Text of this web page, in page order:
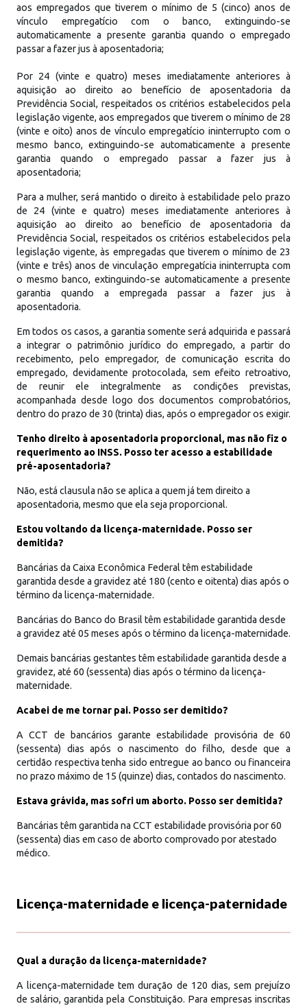
aos empregados que tiverem o mínimo de 5 (cinco) anos de
vínculo empregatício com o banco, extinguindo-se
automaticamente a presente garantia quando o empregado
passar a fazer jus à aposentadoria;
Por 24 (vinte e quatro) meses imediatamente anteriores à
aquisição ao direito ao benefício de aposentadoria da
Previdência Social, respeitados os critérios estabelecidos pela
legislação vigente, aos empregados que tiverem o mínimo de 28
(vinte e oito) anos de vínculo empregatício ininterrupto com o
mesmo banco, extinguindo-se automaticamente a presente
garantia quando o empregado passar a fazer jus à
aposentadoria;
Para a mulher, será mantido o direito à estabilidade pelo prazo
de 24 (vinte e quatro) meses imediatamente anteriores à
aquisição ao direito ao benefício de aposentadoria da
Previdência Social, respeitados os critérios estabelecidos pela
legislação vigente, às empregadas que tiverem o mínimo de 23
(vinte e três) anos de vinculação empregatícia ininterrupta com
o mesmo banco, extinguindo-se automaticamente a presente
garantia quando a empregada passar a fazer jus à
aposentadoria.
Em todos os casos, a garantia somente será adquirida e passará
a integrar o patrimônio jurídico do empregado, a partir do
recebimento, pelo empregador, de comunicação escrita do
empregado, devidamente protocolada, sem efeito retroativo,
de reunir ele integralmente as condições previstas,
acompanhada desde logo dos documentos comprobatórios,
dentro do prazo de 30 (trinta) dias, após o empregador os exigir.
Tenho direito à aposentadoria proporcional, mas não fiz o
requerimento ao INSS. Posso ter acesso a estabilidade
pré-aposentadoria?
Não, está clausula não se aplica a quem já tem direito a
aposentadoria, mesmo que ela seja proporcional.
Estou voltando da licença-maternidade. Posso ser
demitida?
Bancárias da Caixa Econômica Federal têm estabilidade
garantida desde a gravidez até 180 (cento e oitenta) dias após o
término da licença-maternidade.
Bancárias do Banco do Brasil têm estabilidade garantida desde
a gravidez até 05 meses após o término da licença-maternidade.
Demais bancárias gestantes têm estabilidade garantida desde a
gravidez, até 60 (sessenta) dias após o término da licença-
maternidade.
Acabei de me tornar pai. Posso ser demitido?
A CCT de bancários garante estabilidade provisória de 60
(sessenta) dias após o nascimento do filho, desde que a
certidão respectiva tenha sido entregue ao banco ou financeira
no prazo máximo de 15 (quinze) dias, contados do nascimento.
Estava grávida, mas sofri um aborto. Posso ser demitida?
Bancárias têm garantida na CCT estabilidade provisória por 60
(sessenta) dias em caso de aborto comprovado por atestado
médico.
Licença-maternidade e licença-paternidade
Qual a duração da licença-maternidade?
A licença-maternidade tem duração de 120 dias, sem prejuízo
de salário, garantida pela Constituição. Para empresas inscritas